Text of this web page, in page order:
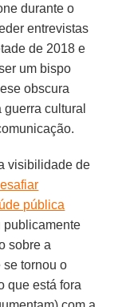
durante o
entrevistas
de 2018 e
um bispo
obscura
cultural
visibilidade de
pública
publicamente
sobre a
se tornou o
que está fora